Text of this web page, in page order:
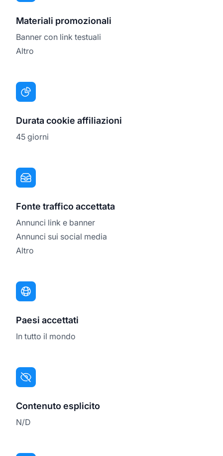
Materiali promozionali
Banner con link testuali
Altro
Durata cookie affiliazioni
45 giorni
Fonte traffico accettata
Annunci link e banner
Annunci sui social media
Altro
Paesi accettati
In tutto il mondo
Contenuto esplicito
N/D